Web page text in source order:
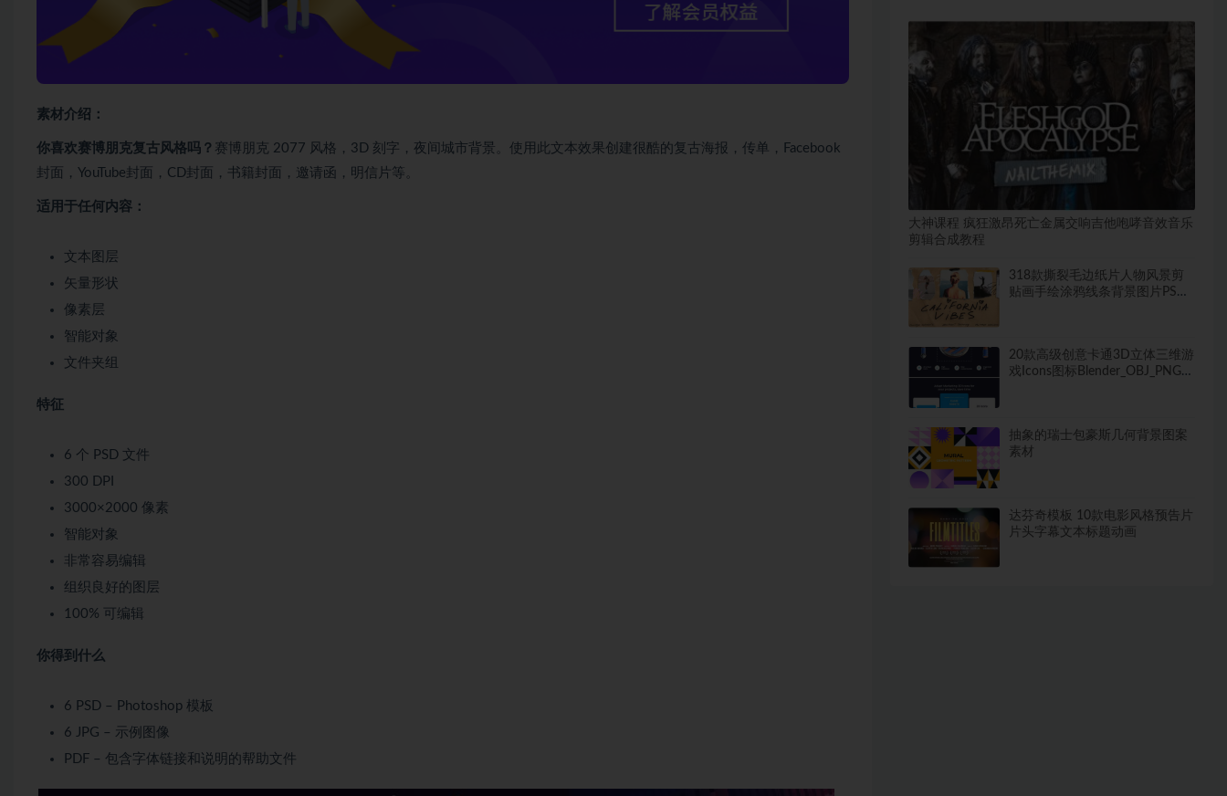
素材介绍：
你喜欢赛博朋克复古风格吗？ 赛博朋克 2077 风格，3D 刻字，夜间城市背景。使用此文本效果创建很酷的复古海报，传单，Facebook
封面，YouTube封面，CD封面，书籍封面，邀请函，明信片等。
适用于任何内容：
文本图层
矢量形状
像素层
智能对象
文件夹组
特征
6 个 PSD 文件
300 DPI
3000×2000 像素
智能对象
非常容易编辑
组织良好的图层
100% 可编辑
你得到什么
6 PSD – Photoshop 模板
6 JPG – 示例图像
PDF – 包含字体链接和说明的帮助文件
大神课程 疯狂激昂死亡金属交响吉他咆哮音效音乐
剪辑合成教程
318款撕裂毛边纸片人物风景剪
贴画手绘涂鸦线条背景图片PS设
20款高级创意卡通3D立体三维游
戏Icons图标Blender_OBJ_PNG格
抽象的瑞士包豪斯几何背景图案
素材
达芬奇模板 10款电影风格预告片
片头字幕文本标题动画